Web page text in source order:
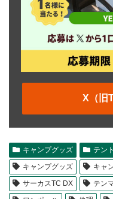
X（旧
キャンプグッズ テント
キャンプグッズ
キャ
サーカスTC DX
テン